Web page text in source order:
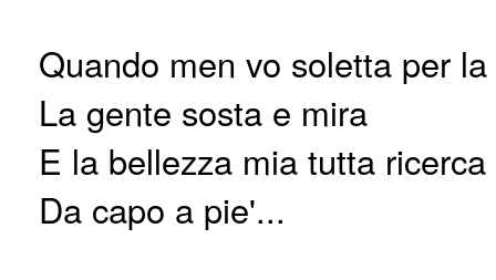
Quando men vo soletta per
La gente sosta e mira
E la bellezza mia tutta
Da capo a pie'...